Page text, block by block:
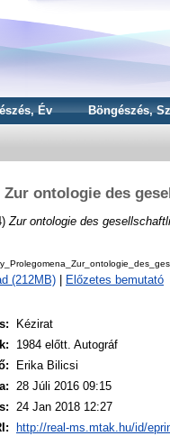
Év Böngészés,
Zur ontologie des
Zur ontologie des
(212MB) Előzetes bemutató
Kézirat
1984 előtt. Autográf
Erika Bilicsi
28 Júli 2016 09:15
24 Jan 2018 12:27
http://real-ms.mtak.hu/id/